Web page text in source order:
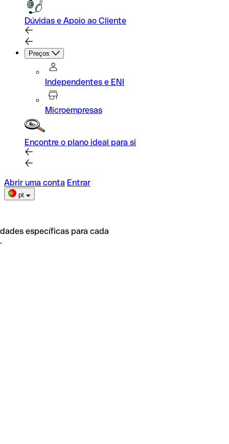
Dúvidas e Apoio ao Cliente
Preços
Independentes e ENI
Microempresas
Encontre o plano ideal para si
Abrir uma conta Entrar
pt
específicas para cada